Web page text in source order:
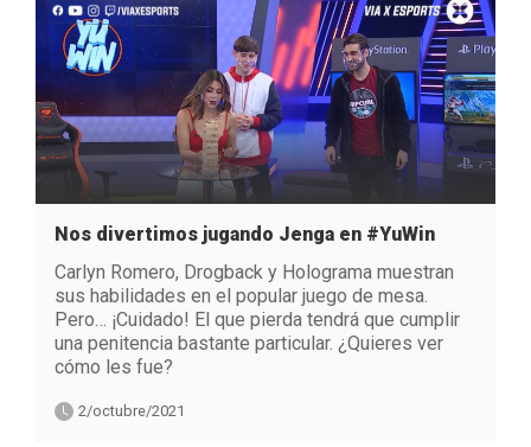
Nos divertimos jugando Jenga en #YuWin
Carlyn Romero, Drogback y Holograma muestran
sus habilidades en el popular juego de mesa.
Pero… ¡Cuidado! El que pierda tendrá que cumplir
una penitencia bastante particular. ¿Quieres ver
cómo les fue?
2/octubre/2021